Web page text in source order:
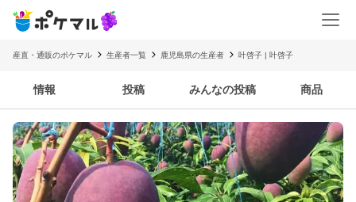
産直・通販のポケマル 生産者一覧 鹿児島県の生産者 叶啓子 | 叶啓子
情報 投稿 みんなの投稿 商品